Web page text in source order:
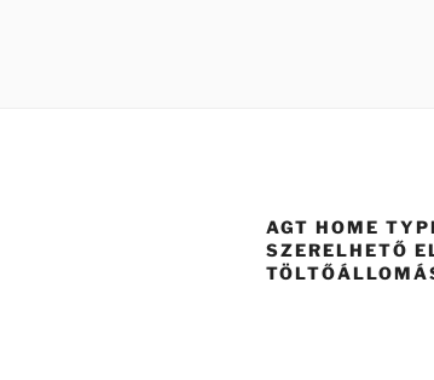
AGT HOME
SZERELHETŐ